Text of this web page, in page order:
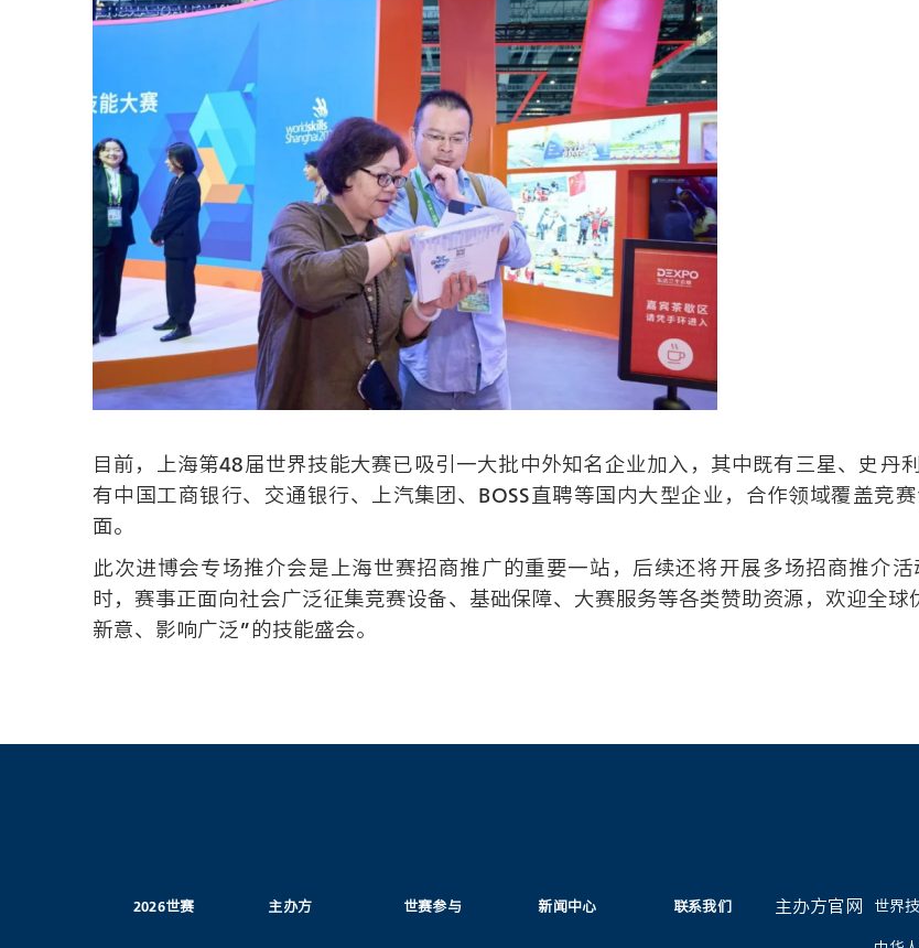
目前，上海第48届世界技能大赛已吸引一大批中外知名企业加入，其中既有三星、史丹
有中国工商银行、交通银行、上汽集团、BOSS直聘等国内大型企业，合作领域覆盖竞
面。
此次进博会专场推介会是上海世赛招商推广的重要一站，后续还将开展多场招商推介
时，赛事正面向社会广泛征集竞赛设备、基础保障、大赛服务等各类赞助资源，欢迎全
新意、影响广泛”的技能盛会。
2026世赛 主办方 世赛参与 新闻中心 联系我们 主办方官网 世界